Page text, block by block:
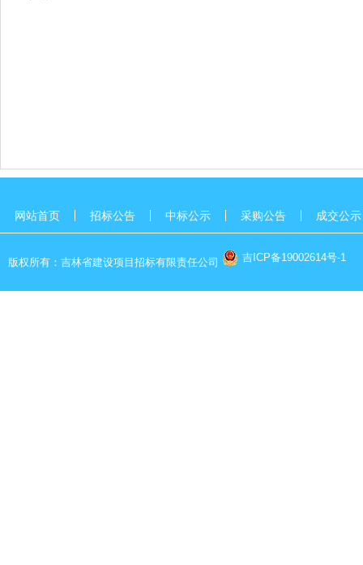
网站首页 招标公告 中标公示 采购公告 成交公示
版权所有：吉林省建设项目招标有限责任公司 吉ICP备19002614号-1